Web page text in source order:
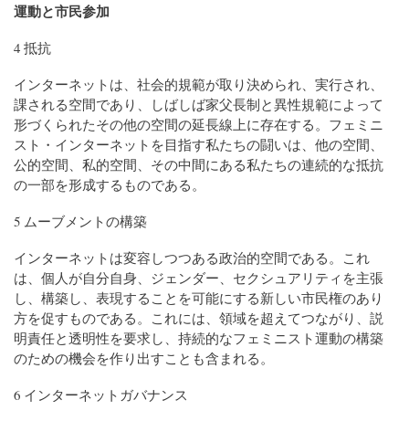
運動と市民参加
4 抵抗
インターネットは、社会的規範が取り決められ、実行され、
課される空間であり、しばしば家父長制と異性規範によって
形づくられたその他の空間の延長線上に存在する。フェミニ
スト・インターネットを目指す私たちの闘いは、他の空間、
公的空間、私的空間、その中間にある私たちの連続的な抵抗
の一部を形成するものである。
5 ムーブメントの構築
インターネットは変容しつつある政治的空間である。これ
は、個人が自分自身、ジェンダー、セクシュアリティを主張
し、構築し、表現することを可能にする新しい市民権のあり
方を促すものである。これには、領域を超えてつながり、説
明責任と透明性を要求し、持続的なフェミニスト運動の構築
のための機会を作り出すことも含まれる。
6 インターネットガバナンス